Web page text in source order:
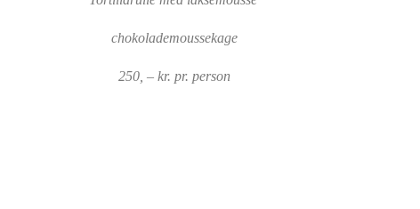
chokolademoussekage
250, – kr. pr. person